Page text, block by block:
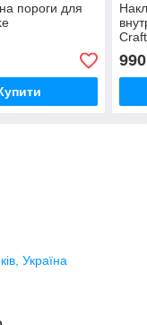
пороги для
990
Україна